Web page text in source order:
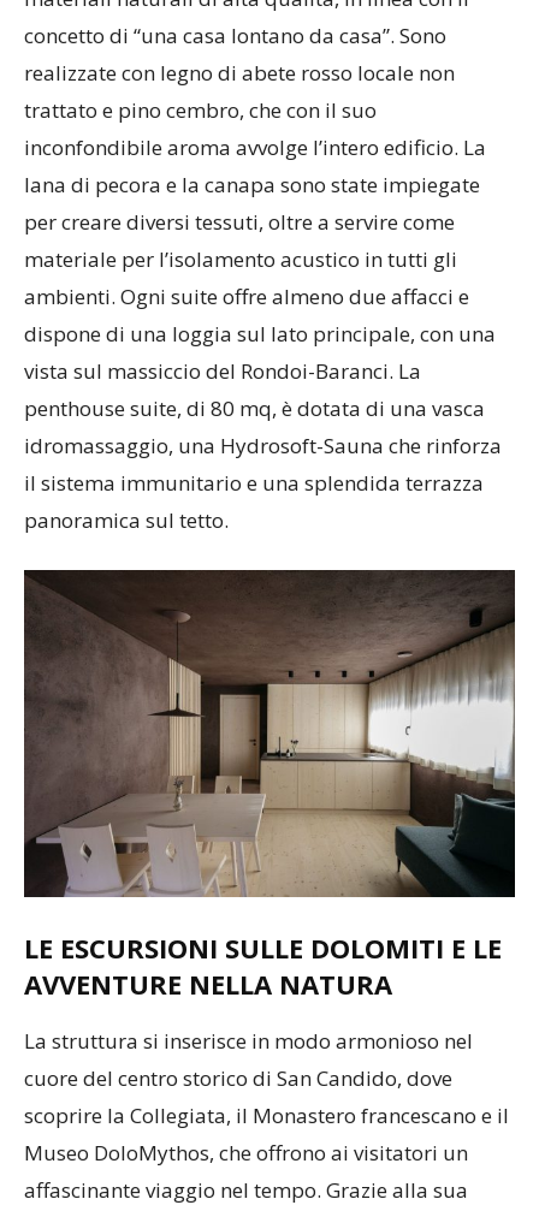
concetto di “una casa lontano da casa”. Sono
realizzate con legno di abete rosso locale non
trattato e pino cembro, che con il suo
inconfondibile aroma avvolge l’intero edificio. La
lana di pecora e la canapa sono state impiegate
per creare diversi tessuti, oltre a servire come
materiale per l’isolamento acustico in tutti gli
ambienti. Ogni suite offre almeno due affacci e
dispone di una loggia sul lato principale, con una
vista sul massiccio del Rondoi-Baranci. La
penthouse suite, di 80 mq, è dotata di una vasca
idromassaggio, una Hydrosoft-Sauna che rinforza
il sistema immunitario e una splendida terrazza
panoramica sul tetto.
LE ESCURSIONI SULLE DOLOMITI E LE
AVVENTURE NELLA NATURA
La struttura si inserisce in modo armonioso nel
cuore del centro storico di San Candido, dove
scoprire la Collegiata, il Monastero francescano e il
Museo DoloMythos, che offrono ai visitatori un
affascinante viaggio nel tempo. Grazie alla sua